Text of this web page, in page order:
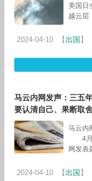
美国日
越云层
2024-04-10 【出国】
马云内网发声：三五
要认清自己、果断取
马云内
4月
网发表
2024-04-10 【出国】